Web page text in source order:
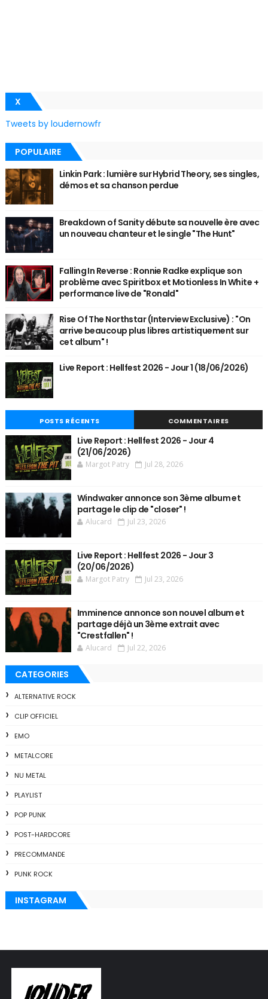
X
Tweets by loudernowfr
POPULAIRE
Linkin Park : lumière sur Hybrid Theory, ses singles,
démos et sa chanson perdue
Breakdown of Sanity débute sa nouvelle ère avec
un nouveau chanteur et le single "The Hunt"
Falling In Reverse : Ronnie Radke explique son
problème avec Spiritbox et Motionless In White +
performance live de "Ronald"
Rise Of The Northstar (Interview Exclusive) : "On
arrive beaucoup plus libres artistiquement sur
cet album" !
Live Report : Hellfest 2026 - Jour 1 (18/06/2026)
POSTS RÉCENTS COMMENTAIRES
Live Report : Hellfest 2026 - Jour 4
(21/06/2026)
Margot Patry Jul 28, 2026
Windwaker annonce son 3ème album et
partage le clip de "closer" !
Alucard Jul 23, 2026
Live Report : Hellfest 2026 - Jour 3
(20/06/2026)
Margot Patry Jul 23, 2026
Imminence annonce son nouvel album et
partage déjà un 3ème extrait avec
"Crestfallen" !
Alucard Jul 22, 2026
CATEGORIES
ALTERNATIVE ROCK
CLIP OFFICIEL
EMO
METALCORE
NU METAL
PLAYLIST
POP PUNK
POST-HARDCORE
PRECOMMANDE
PUNK ROCK
INSTAGRAM